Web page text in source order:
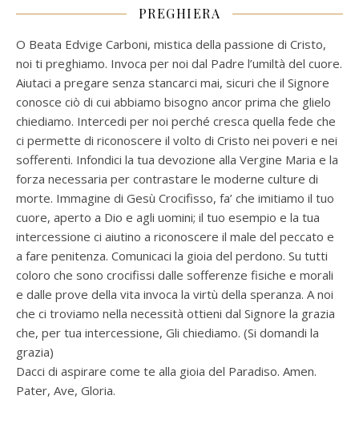
PREGHIERA
O Beata Edvige Carboni, mistica della passione di Cristo,
noi ti preghiamo. Invoca per noi dal Padre l’umiltà del cuore.
Aiutaci a pregare senza stancarci mai, sicuri che il Signore
conosce ciò di cui abbiamo bisogno ancor prima che glielo
chiediamo. Intercedi per noi perché cresca quella fede che
ci permette di riconoscere il volto di Cristo nei poveri e nei
sofferenti. Infondici la tua devozione alla Vergine Maria e la
forza necessaria per contrastare le moderne culture di
morte. Immagine di Gesù Crocifisso, fa’ che imitiamo il tuo
cuore, aperto a Dio e agli uomini; il tuo esempio e la tua
intercessione ci aiutino a riconoscere il male del peccato e
a fare penitenza. Comunicaci la gioia del perdono. Su tutti
coloro che sono crocifissi dalle sofferenze fisiche e morali
e dalle prove della vita invoca la virtù della speranza. A noi
che ci troviamo nella necessità ottieni dal Signore la grazia
che, per tua intercessione, Gli chiediamo. (Si domandi la
grazia)
Dacci di aspirare come te alla gioia del Paradiso. Amen.
Pater, Ave, Gloria.